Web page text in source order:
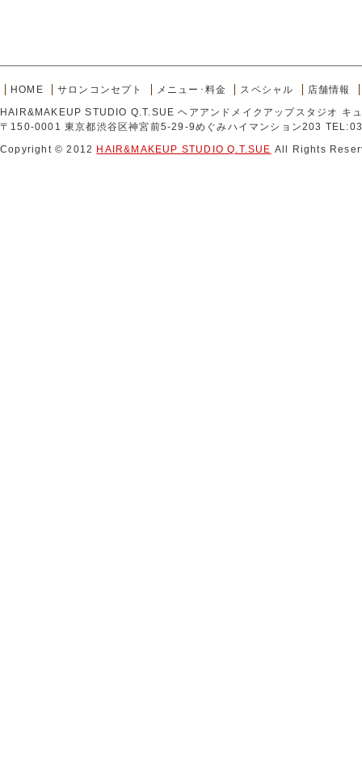
HOME サロンコンセプト メニュー･料金 スペシャル
店舗情報
HAIR&MAKEUP STUDIO Q.T.SUE ヘアアンドメイクアップスタジオ キ
〒150-0001 東京都渋谷区神宮前5-29-9めぐみハイマンション203
Copyright © 2012 HAIR&MAKEUP STUDIO Q.T.SUE All Rights